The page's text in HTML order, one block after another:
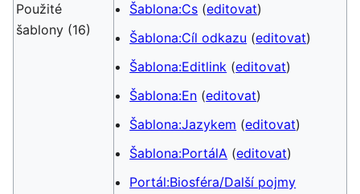
Použité
šablony (16)
Šablona:Cs (editovat)
Šablona:Cíl odkazu (editovat)
Šablona:Editlink (editovat)
Šablona:En (editovat)
Šablona:Jazykem (editovat)
Šablona:PortálA (editovat)
Portál:Biosféra/Další pojmy